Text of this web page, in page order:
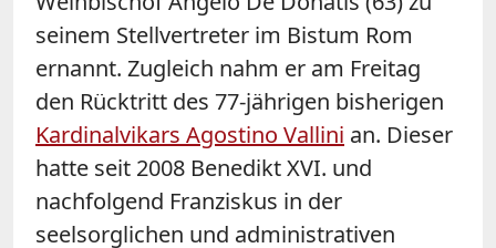
seinem Stellvertreter im Bistum Rom
ernannt. Zugleich nahm er am Freitag
den Rücktritt des 77-jährigen bisherigen
Kardinalvikars Agostino Vallini an. Dieser
hatte seit 2008 Benedikt XVI. und
nachfolgend Franziskus in der
seelsorglichen und administrativen